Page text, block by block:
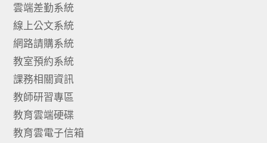
雲端差勤系統
線上公文系統
網路請購系統
教室預約系統
課務相關資訊
教師研習專區
教育雲端硬碟
教育雲電子信箱